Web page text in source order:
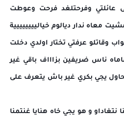
عائلتي وفرحتلغد فرحت وعوطت
معاه ندار ديالوم خياليييييييية
وقاتلو عرفتي تختار اولدي دخلت
ناس ضريفين بزاااف باقي غير
يجي بكري غير باش يتعرف على
و هو يجي خاه هنايا غنتمنا